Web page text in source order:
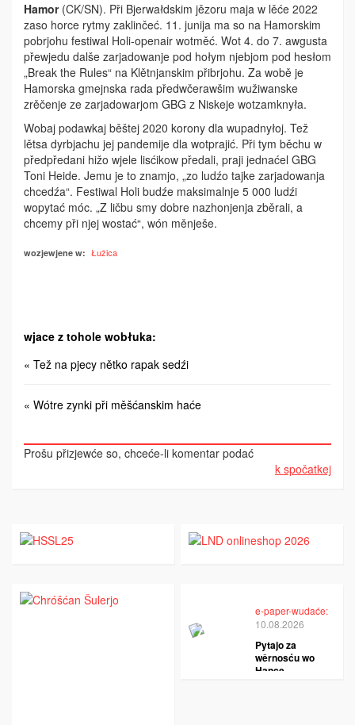
Hamor(CK/SN). Při Bjerwałdskim jězoru maja w lěće 2022
zaso horce rytmy zaklinčeć. 11. junija ma so na Hamorskim
pobrjohu festiwal Holi-openair wotměć. Wot 4. do 7. awgusta
přewjedu dalše zarjadowanje pod hołym njebjom pod hesłom
„Break the Rules“ na Klětnjanskim přibrjohu. Za wobě je
Hamorska gmejnska rada předwčerawšim wužiwanske
zrěčenje ze zarjadowarjom GBG z Niskeje wotzamknyła.
Wobaj podawkaj běštej 2020 korony dla wupadnyłoj. Tež
lětsa dyrbjachu jej pandemije dla wotprajić. Při tym běchu w
předpředani hižo wjele lisćikow předali, praji jednaćel GBG
Toni Heide. Jemu je to znamjo, „zo ludźo tajke zarjadowanja
chcedźa“. Festiwal Holi budźe maksimalnje 5 000 ludźi
wopytać móc. „Z ličbu smy dobre nazhonjenja zběrali, a
chcemy při njej wostać“, wón měnješe.
wozjewjene w: Łužica
wjace z tohole wobłuka:
« Tež na pjecy nětko rapak sedźi
« Wótre zynki při měšćanskim haće
Prošu přizjewće so, chceće-li komentar podać
k spočatkej
e-paper-wudaće:
10.08.2026
Pytajo za
wěrnosću wo
Hance